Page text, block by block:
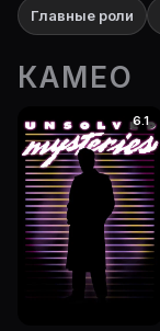
Главные роли
КАМЕО
6.1